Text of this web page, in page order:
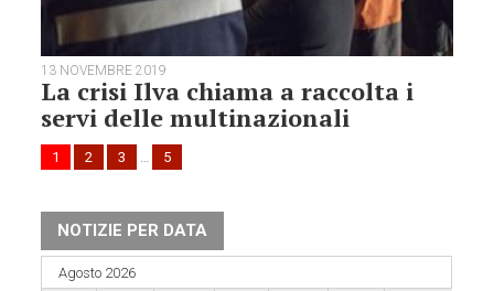
13 NOVEMBRE 2019
La crisi Ilva chiama a raccolta i
servi delle multinazionali
1 2 3 … 5
NOTIZIE PER DATA
Agosto 2026